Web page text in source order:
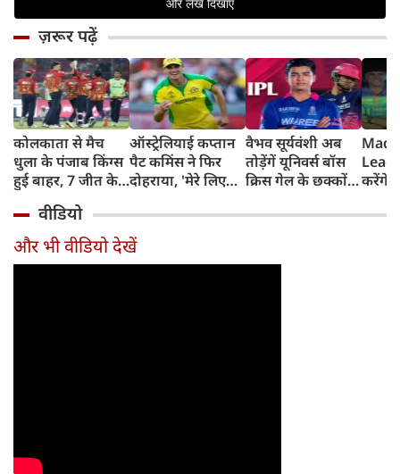
ज़रूर पढ़ें
कोलकाता से मैच
धुला के पंजाब किंग्स
हुई बाहर, 7 जीत के
ऑस्ट्रेलियाई कप्तान
पैट कमिंस ने फिर
दोहराया, 'मेरे लिए
वैभव सूर्यवंशी अब
तोड़ेंगें यूनिवर्स बॉस
क्रिस गेल के छक्कों
करेंगे
टीम में
वीडियो
और भी वीडियो देखें